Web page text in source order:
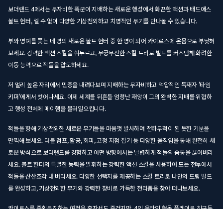
보더랜드 4에서는 무자비한 폭군이 지배하는 새로운 행성에서 화끈한 액션과 배드애스
볼트 헌터, 셀 수 없이 다양한 기상천외하고 치명적인 무기를 만나볼 수 있습니다.
부와 명예를 쫓는 네 명의 새로운 볼트 헌터 중 한 명이 되어 카이로스에 온몸으로 부딪혀
보세요. 강력한 액션 스킬을 휘두르고, 무궁무진한 스킬 트리로 빌드를 커스텀해 화려한
이동 능력으로 적들을 압도하세요.
저 멀리 높은 자리에서 민중을 내려다보며 지배하는 무자비하고 억압적인 독재자 '타임
키퍼'에게서 벗어나세요. 이제 세계를 뒤흔들 엄청난 재앙이 그의 완벽한 지배를 위협하
고 행성 전체에 메이햄을 불러일으킵니다.
적들을 향해 기상천외한 새로운 무기들을 마음껏 발사하며 천하무적이 된 듯한 기분을
만끽해 보세요. 더블 점프, 활공, 회피, 고정 지점 잡기 등 다양한 움직임을 통해 완전히 새
로운 방식으로 보더랜드를 경험하고 어떤 방향에서든 날렵하게 적들의 숨통을 끊어버리
세요. 볼트 헌터의 특별한 능력을 발휘하는 강력한 액션 스킬을 사용하여 모든 전투에서
적들을 산산조각 내 버리세요. 다양한 선택지를 제공하는 스킬 트리로 나만의 드림 빌드
를 완성하고, 기상천외한 무기와 강력한 장비로 가득한 전리품을 찾아 떠나보세요.